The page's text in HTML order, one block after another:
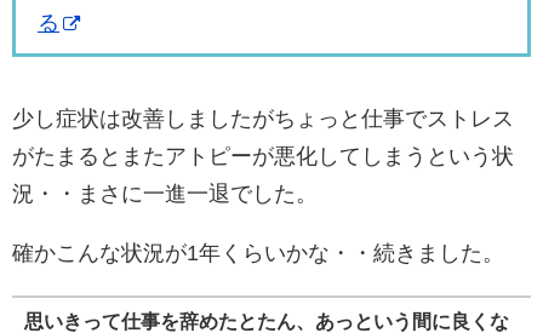
る
少し症状は改善しましたがちょっと仕事でストレス
がたまるとまたアトピーが悪化してしまうという状
況・・まさに一進一退でした。
確かこんな状況が1年くらいかな・・続きました。
思いきって仕事を辞めたとたん、あっという間に良くな